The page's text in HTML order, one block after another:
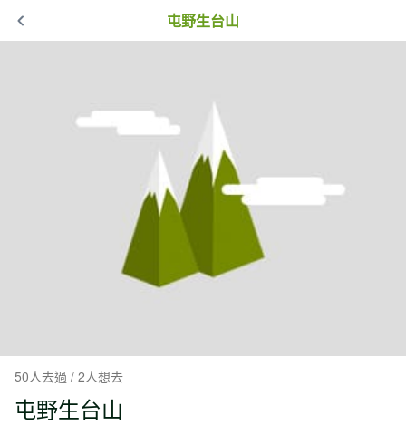
屯野生台山
50人去過 / 2人想去
屯野生台山